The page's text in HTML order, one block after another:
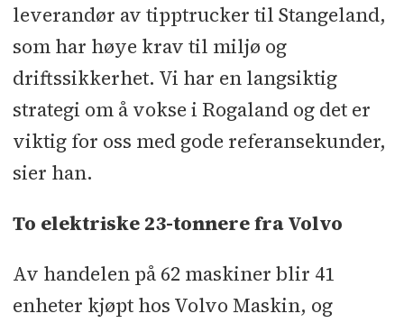
leverandør av tipptrucker til Stangeland,
som har høye krav til miljø og
driftssikkerhet. Vi har en langsiktig
strategi om å vokse i Rogaland og det er
viktig for oss med gode referansekunder,
sier han.
To elektriske 23-tonnere fra Volvo
Av handelen på 62 maskiner blir 41
enheter kjøpt hos Volvo Maskin, og